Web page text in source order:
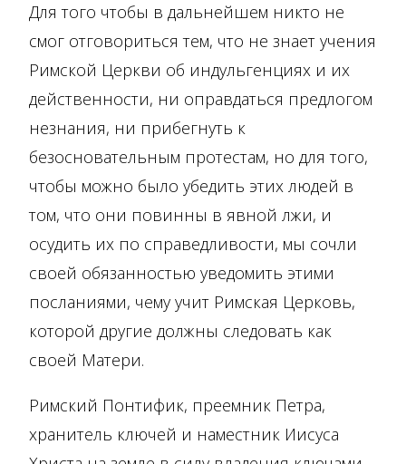
Для того чтобы в дальнейшем никто не
смог отговориться тем, что не знает учения
Римской Церкви об индульгенциях и их
действенности, ни оправдаться предлогом
незнания, ни прибегнуть к
безосновательным протестам, но для того,
чтобы можно было убедить этих людей в
том, что они повинны в явной лжи, и
осудить их по справедливости, мы сочли
своей обязанностью уведомить этими
посланиями, чему учит Римская Церковь,
которой другие должны следовать как
своей Матери.
Римский Понтифик, преемник Петра,
хранитель ключей и наместник Иисуса